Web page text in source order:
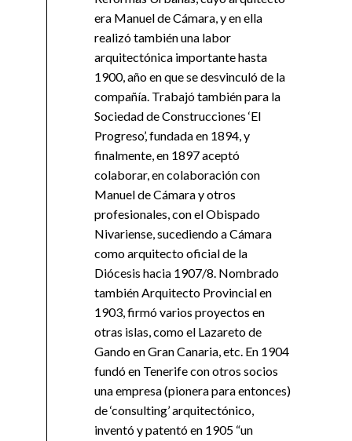
era Manuel de Cámara, y en ella
realizó también una labor
arquitectónica importante hasta
1900, año en que se desvinculó de la
compañía. Trabajó también para la
Sociedad de Construcciones ‘El
Progreso’, fundada en 1894, y
finalmente, en 1897 aceptó
colaborar, en colaboración con
Manuel de Cámara y otros
profesionales, con el Obispado
Nivariense, sucediendo a Cámara
como arquitecto oficial de la
Diócesis hacia 1907/8. Nombrado
también Arquitecto Provincial en
1903, firmó varios proyectos en
otras islas, como el Lazareto de
Gando en Gran Canaria, etc. En 1904
fundó en Tenerife con otros socios
una empresa (pionera para entonces)
de ‘consulting’ arquitectónico,
inventó y patentó en 1905 “un